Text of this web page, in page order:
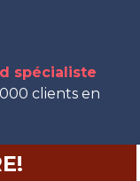
spécialiste
clients en